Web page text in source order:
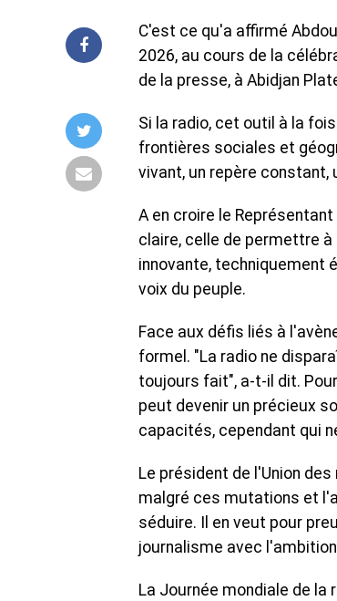
C'est ce qu'a affirmé
2026, au cours de la
de la presse, à Abidjan
Si la radio, cet outil à la
frontières sociales et
vivant, un repère constant,
A en croire le
claire, celle de permettre à
innovante, techniquement
voix du peuple.
Face aux défis liés à
formel. "La radio ne
toujours fait", a-t-il dit.
peut devenir un précieux
capacités, cependant qui
Le président de l'Union
malgré ces mutations et
séduire. Il en veut pour
journalisme avec
La Journée mondiale de la